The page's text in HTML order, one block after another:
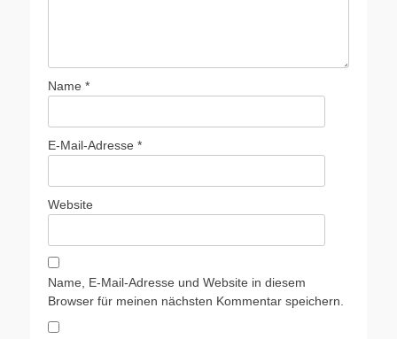
Name *
E-Mail-Adresse *
Website
Name, E-Mail-Adresse und Website in diesem
Browser für meinen nächsten Kommentar speichern.